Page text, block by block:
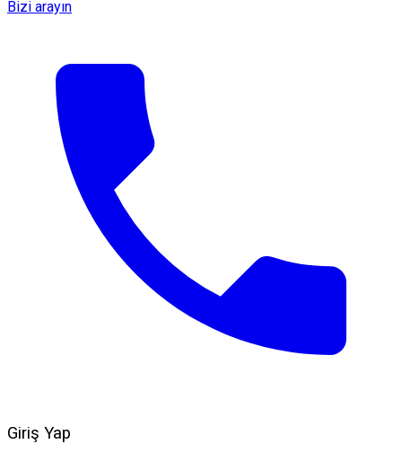
Bizi arayın
Giriş Yap